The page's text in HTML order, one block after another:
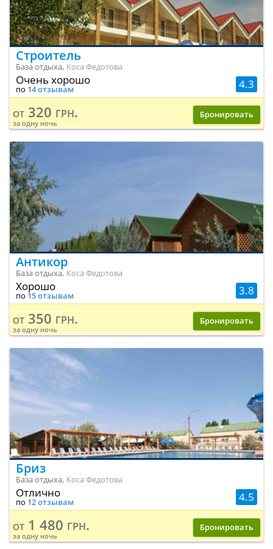
Строитель
База отдыха, Коса Федотова
4.3
Очень хорошо
по 14 отзывам
от 320 грн.
за одну ночь
Бронировать
Антикор
База отдыха, Коса Федотова
3.8
Хорошо
по 15 отзывам
от 350 грн.
за одну ночь
Бронировать
Бриз
База отдыха, Коса Федотова
4.5
Отлично
по 12 отзывам
от 1 480 грн.
за одну ночь
Бронировать